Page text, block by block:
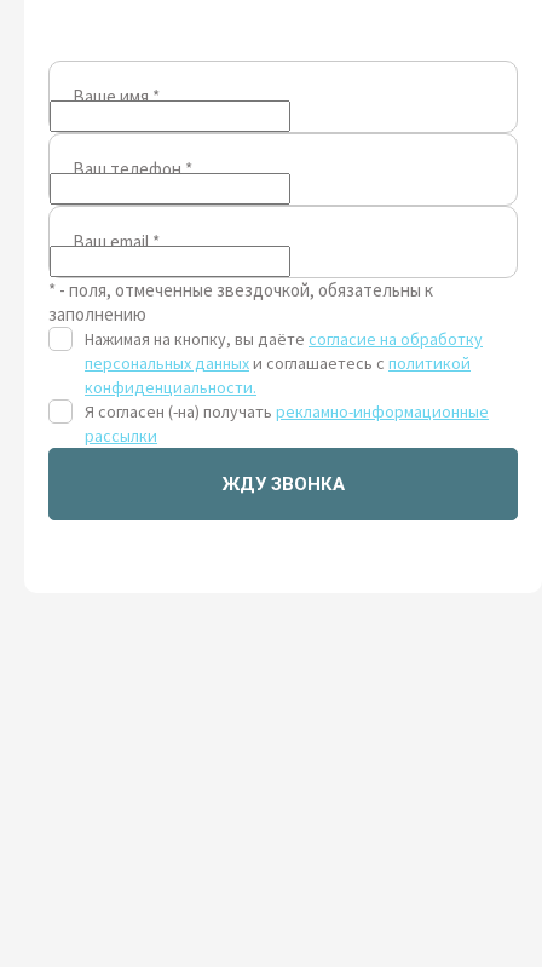
Ваше имя*
Ваш телефон*
Ваш email*
* - поля, отмеченные звездочкой, обязательны к
заполнению
Нажимая на кнопку, вы даёте согласие на обработку
персональных данныхи соглашаетесь с политикой
конфиденциальности.
Я согласен (-на) получать рекламно-информационные
рассылки
ЖДУ ЗВОНКА